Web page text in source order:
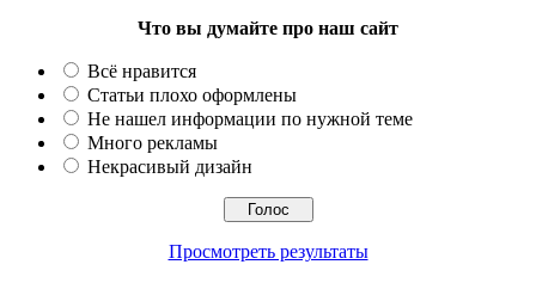
Что вы думайте про наш сайт
Всё нравится
Статьи плохо оформлены
Не нашел информации по нужной теме
Много рекламы
Некрасивый дизайн
Просмотреть результаты